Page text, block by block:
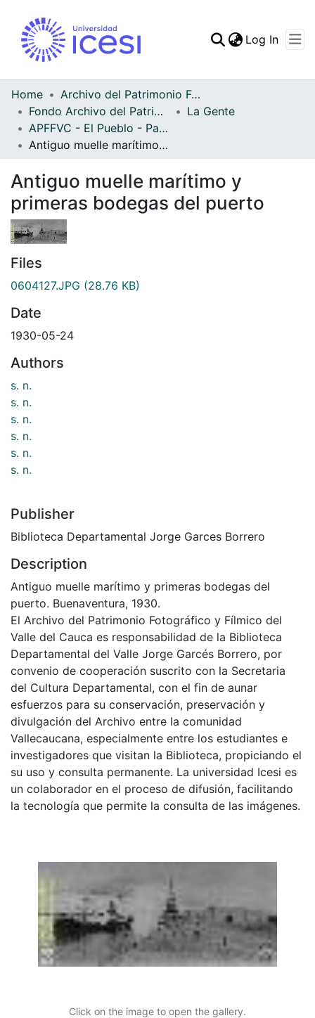
Statistics
Log In
Home
Archivo del Patrimonio Fotográfico y Fílmico del Valle del Cauca
Fondo Archivo del Patrimonio Fotográfico y Fílmico del Valle del Cauca
La Gente
APFFVC - El Pueblo - Patrimonial
Antiguo muelle marítimo y primeras bodegas del puerto
Antiguo muelle marítimo y
primeras bodegas del puerto
Files
0604127.JPG (28.76 KB)
Date
1930-05-24
Authors
s. n.
s. n.
s. n.
s. n.
s. n.
s. n.
Publisher
Biblioteca Departamental Jorge Garces Borrero
Description
Antiguo muelle marítimo y primeras bodegas del
puerto. Buenaventura, 1930.
El Archivo del Patrimonio Fotográfico y Fílmico del
Valle del Cauca es responsabilidad de la Biblioteca
Departamental del Valle Jorge Garcés Borrero, por
convenio de cooperación suscrito con la Secretaria
del Cultura Departamental, con el fin de aunar
esfuerzos para su conservación, preservación y
divulgación del Archivo entre la comunidad
Vallecaucana, especialmente entre los estudiantes e
investigadores que visitan la Biblioteca, propiciando el
su uso y consulta permanente. La universidad Icesi es
un colaborador en el proceso de difusión, facilitando
la tecnología que permite la consulta de las imágenes.
Click on the image to open the gallery.